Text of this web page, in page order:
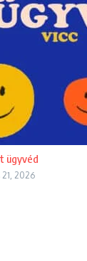
ügyvéd
2026